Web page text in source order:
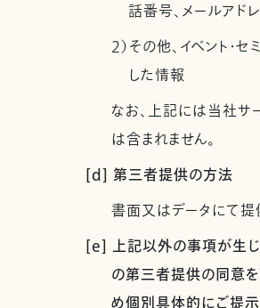
話番号、メールアド
2）その他、イベント・
した情報
なお、上記には当社サ
は含まれません。
[d] 第三者提供の方法
書面又はデータにて提
[e] 上記以外の事項が生
の第三者提供の同意
め個別具体的にご提示